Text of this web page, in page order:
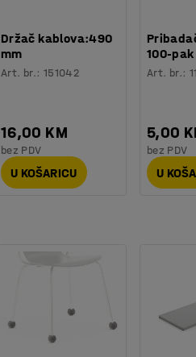
Držač kablova:490
mm
Art. br.: 151042
16,00 KM
bez PDV
U KOŠARICU
100-pak
Art. br.:
5,00
bez PDV
U